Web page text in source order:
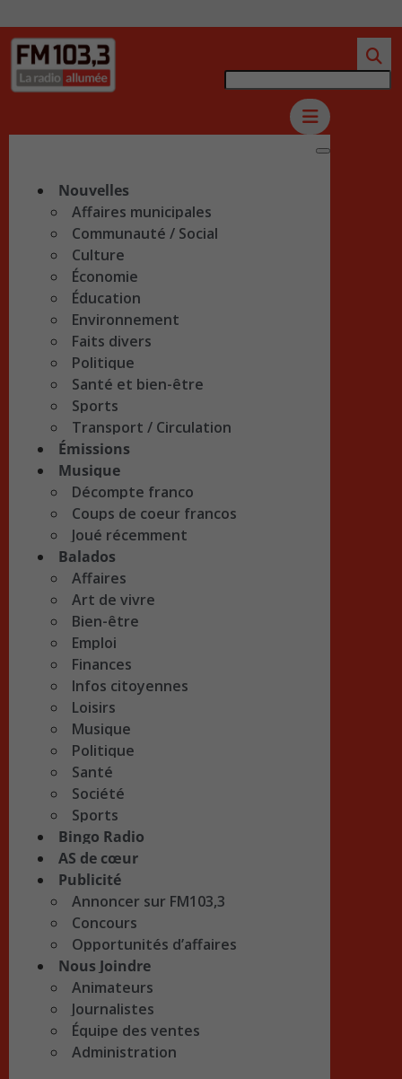
Nouvelles
Affaires municipales
Communauté / Social
Culture
Économie
Éducation
Environnement
Faits divers
Politique
Santé et bien-être
Sports
Transport / Circulation
Émissions
Musique
Décompte franco
Coups de coeur francos
Joué récemment
Balados
Affaires
Art de vivre
Bien-être
Emploi
Finances
Infos citoyennes
Loisirs
Musique
Politique
Santé
Société
Sports
Bingo Radio
AS de cœur
Publicité
Annoncer sur FM103,3
Concours
Opportunités d’affaires
Nous Joindre
Animateurs
Journalistes
Équipe des ventes
Administration